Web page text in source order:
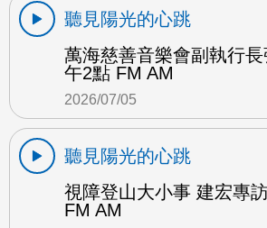
聽見陽光的心跳
萬海慈善音樂會副執行
午2點 FM AM
2026/07/05
聽見陽光的心跳
視障登山大小事 建宏專
FM AM